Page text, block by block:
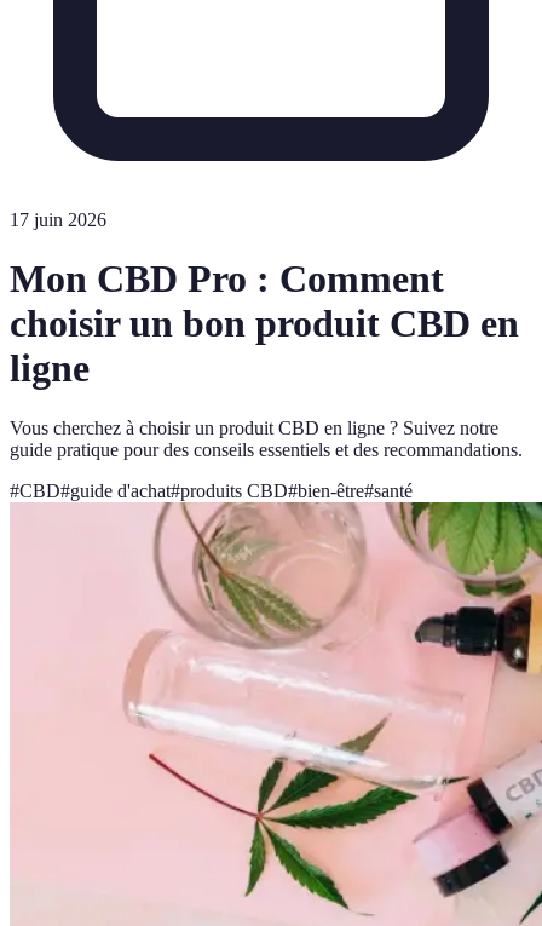
17 juin 2026
Mon CBD Pro : Comment
choisir un bon produit CBD en
ligne
Vous cherchez à choisir un produit CBD en ligne ? Suivez notre
guide pratique pour des conseils essentiels et des recommandations.
#CBD#guide d'achat#produits CBD#bien-être#santé